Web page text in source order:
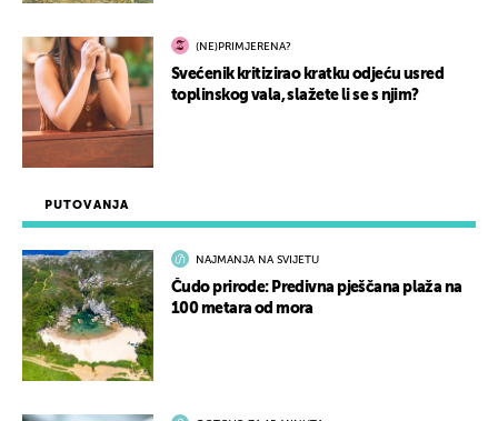
PUTOVANJA
NAJMANJA NA SVIJETU
Čudo prirode: Predivna pješčana plaža na
100 metara od mora
(NE)PRIMJERENA?
Svećenik kritizirao kratku odjeću usred
toplinskog vala, slažete li se s njim?